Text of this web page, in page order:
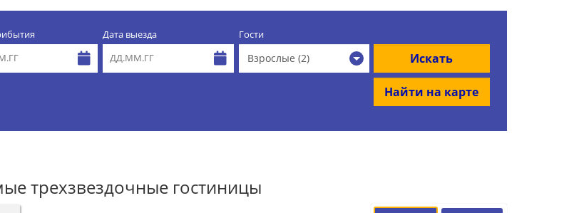
Дата выезда Гости
Взрослые (2) Искать
Найти на карте
трехзвездочные гостиницы